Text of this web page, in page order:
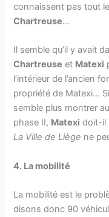
connaissent pas tout le
Chartreuse…
Il semble qu’il y avait
Chartreuse et Matexi
l’intérieur de l’ancien
propriété de Matexi…
semble plus montrer
phase II, Matexi doit-il
La Ville de Liège ne
4. La mobilité
La mobilité est le
disons donc 90